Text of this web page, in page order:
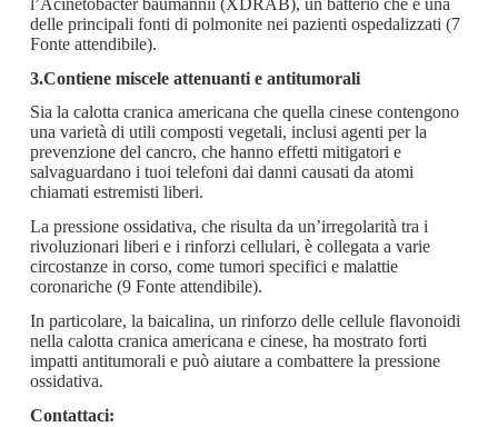
delle principali fonti di polmonite nei pazienti ospedalizzati (7
Fonte attendibile).
3.Contiene miscele attenuanti e antitumorali
Sia la calotta cranica americana che quella cinese contengono
una varietà di utili composti vegetali, inclusi agenti per la
prevenzione del cancro, che hanno effetti mitigatori e
salvaguardano i tuoi telefoni dai danni causati da atomi
chiamati estremisti liberi.
La pressione ossidativa, che risulta da un’irregolarità tra i
rivoluzionari liberi e i rinforzi cellulari, è collegata a varie
circostanze in corso, come tumori specifici e malattie
coronariche (9 Fonte attendibile).
In particolare, la baicalina, un rinforzo delle cellule flavonoidi
nella calotta cranica americana e cinese, ha mostrato forti
impatti antitumorali e può aiutare a combattere la pressione
ossidativa.
Contattaci: